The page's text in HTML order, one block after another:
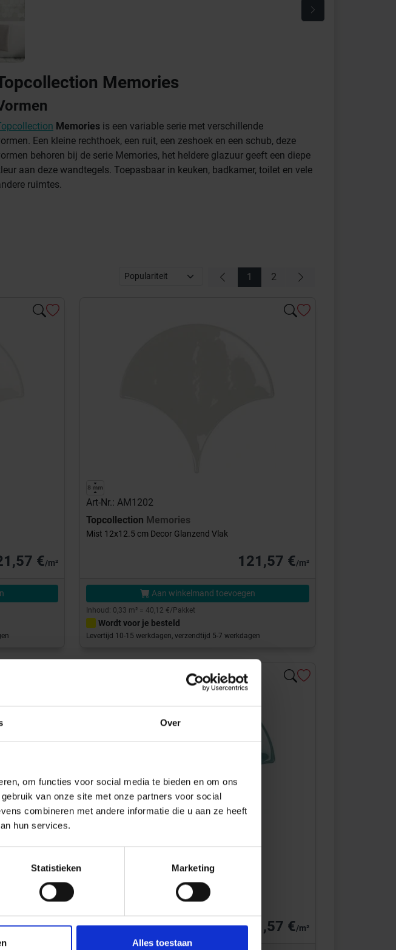
Over
om functies voor social media te bieden en om ons
van onze site met onze partners voor social
combineren met andere informatie die u aan ze heeft
hun services.
Statistieken Marketing
Alles toestaan
Memories
Memories is een variable serie met verschillende
Een kleine rechthoek, een ruit, een zeshoek en een schub, deze
behoren bij de serie Memories, het heldere glazuur geeft een diepe
aan deze wandtegels. Toepasbaar in keuken, badkamer, toilet en vele
ruimtes.
1 2
€/m²
Art-Nr.: AM1202
Topcollection Memories
Mist 12x12.5 cm Decor Glanzend Vlak
121,57 €/m²
Aan winkelmand toevoegen
Inhoud: 0,33 m² = 40,12 €/Pakket
Wordt voor je besteld
Levertijd 10-15 werkdagen, verzendtijd 5-7 werkdagen
€/m²
Memories
Acqua 12x12.5 cm Decor Glanzend Vlak
121,57 €/m²